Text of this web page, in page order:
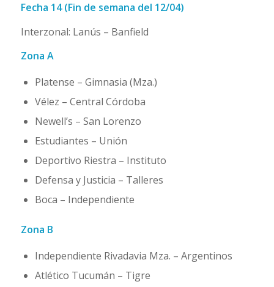
Fecha 14 (Fin de semana del 12/04)
Interzonal: Lanús – Banfield
Zona A
Platense – Gimnasia (Mza.)
Vélez – Central Córdoba
Newell’s – San Lorenzo
Estudiantes – Unión
Deportivo Riestra – Instituto
Defensa y Justicia – Talleres
Boca – Independiente
Zona B
Independiente Rivadavia Mza. – Argentinos
Atlético Tucumán – Tigre